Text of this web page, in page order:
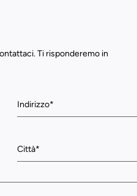
Ti risponderemo in